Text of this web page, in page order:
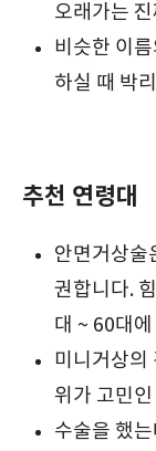
오래가는
비슷한 이
하실 때 박
추천 연령대
안면거상술
권합니다.
대 ~ 60대
미니거상의
위가 고민
수술을 했